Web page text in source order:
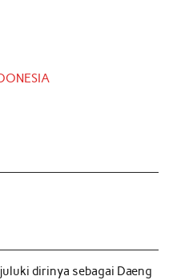
dirinya sebagai Daeng